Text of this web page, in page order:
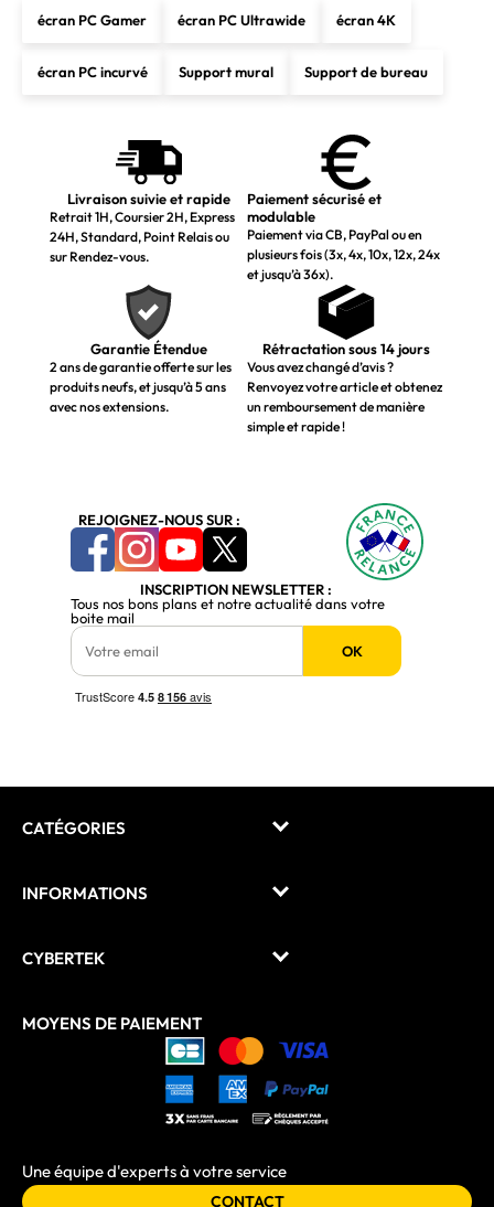
écran PC Gamer écran PC Ultrawide écran 4K
écran PC incurvé Support mural Support de bureau
Livraison suivie et rapide
Retrait 1H, Coursier 2H, Express
24H, Standard, Point Relais ou
sur Rendez-vous.
Paiement sécurisé et
modulable
Paiement via CB, PayPal ou en
plusieurs fois (3x, 4x, 10x, 12x, 24x
et jusqu’à 36x).
Garantie Étendue
2 ans de garantie offerte sur les
produits neufs, et jusqu’à 5 ans
avec nos extensions.
Rétractation sous 14 jours
Vous avez changé d’avis ?
Renvoyez votre article et obtenez
un remboursement de manière
simple et rapide !
REJOIGNEZ-NOUS SUR :
INSCRIPTION NEWSLETTER :
Tous nos bons plans et notre actualité dans votre
boite mail
OK
CATÉGORIES
INFORMATIONS
CYBERTEK
MOYENS DE PAIEMENT
Une équipe d'experts à votre service
CONTACT